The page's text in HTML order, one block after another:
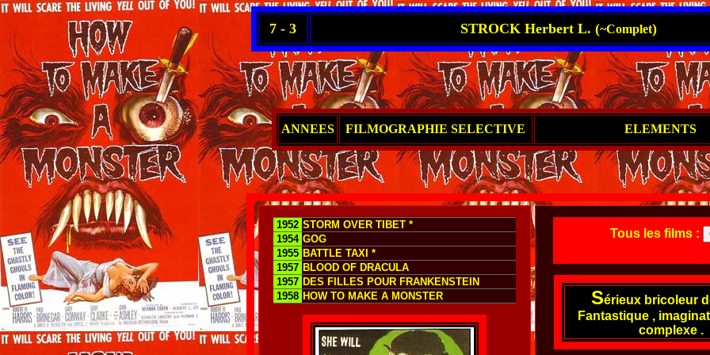
7 - 3 STROCK Herbert L. (~Complet)
ANNEES FILMOGRAPHIE SELECTIVE ELEMENTS
1952 STORM OVER TIBET *
1954 GOG
1955 BATTLE TAXI *
1957 BLOOD OF DRACULA
1957 DES FILLES POUR FRANKENSTEIN
1958 HOW TO MAKE A MONSTER
Tous les films :
Sérieux bricoleur
Fantastique ,
complexe .